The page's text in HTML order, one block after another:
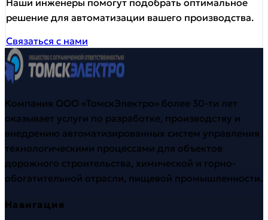
Наши инженеры помогут подобрать оптимальное
решение для автоматизации вашего производства.
Связаться с нами
Компания ООО «ТомскЭлектро» более 30-ти лет
оказывает услуги по разработке, производству и
внедрению автоматизированных систем управления
технологическими процессами для объектов
дорожного строительства, химической и горно-
обогатительной отрасли, пищевой промышленности.
Навигация